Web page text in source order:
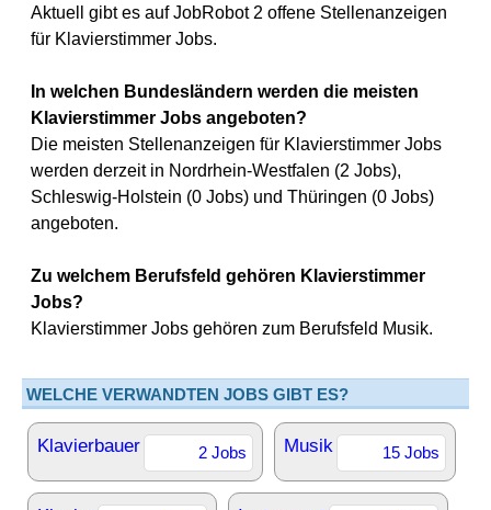
Aktuell gibt es auf JobRobot 2 offene Stellenanzeigen
für Klavierstimmer Jobs.
In welchen Bundesländern werden die meisten
Klavierstimmer Jobs angeboten?
Die meisten Stellenanzeigen für Klavierstimmer Jobs
werden derzeit in Nordrhein-Westfalen (2 Jobs),
Schleswig-Holstein (0 Jobs) und Thüringen (0 Jobs)
angeboten.
Zu welchem Berufsfeld gehören Klavierstimmer
Jobs?
Klavierstimmer Jobs gehören zum Berufsfeld Musik.
WELCHE VERWANDTEN JOBS GIBT ES?
Klavierbauer 2 Jobs Musik 15 Jobs